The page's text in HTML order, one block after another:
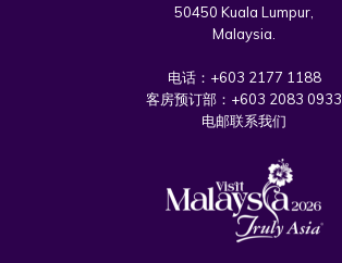
50450 Kuala Lumpur,
Malaysia.
电话： +603 2177 1188
客房预订部： +603 2083 0933
电邮联系我们